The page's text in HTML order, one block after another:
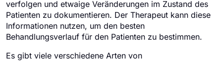
verfolgen und etwaige Veränderungen im Zustand des
Patienten zu dokumentieren. Der Therapeut kann diese
Informationen nutzen, um den besten
Behandlungsverlauf für den Patienten zu bestimmen.
Es gibt viele verschiedene Arten von